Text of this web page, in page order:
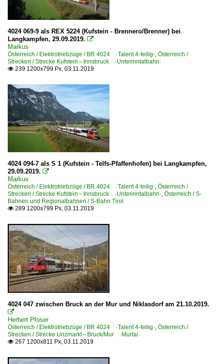
4024 069-9 als REX 5224 (Kufstein - Brennero/Brenner) bei
Langkampfen, 29.09.2019. 
Markus
Österreich / Elektrotriebzüge / BR 4024 ·Talent 4-teilig·, Österreich /
Strecken / Strecke Kufstein – Innsbruck ·Unterinntalbahn·
 239 1200x799 Px, 03.11.2019
4024 094-7 als S 1 (Kufstein - Telfs-Pfaffenhofen) bei Langkampfen,
29.09.2019. 
Markus
Österreich / Elektrotriebzüge / BR 4024 ·Talent 4-teilig·, Österreich /
Strecken / Strecke Kufstein – Innsbruck ·Unterinntalbahn·, Österreich / S-
Bahnen und Regionalbahnen / S-Bahn Tirol
 289 1200x799 Px, 03.11.2019
4024 047 zwischen Bruck an der Mur und Niklasdorf am 21.10.2019.

Herbert Pfoser
Österreich / Elektrotriebzüge / BR 4024 ·Talent 4-teilig·, Österreich /
Strecken / Strecke Unzmarkt – Bruck/Mur ·Murtal·
 267 1200x811 Px, 03.11.2019